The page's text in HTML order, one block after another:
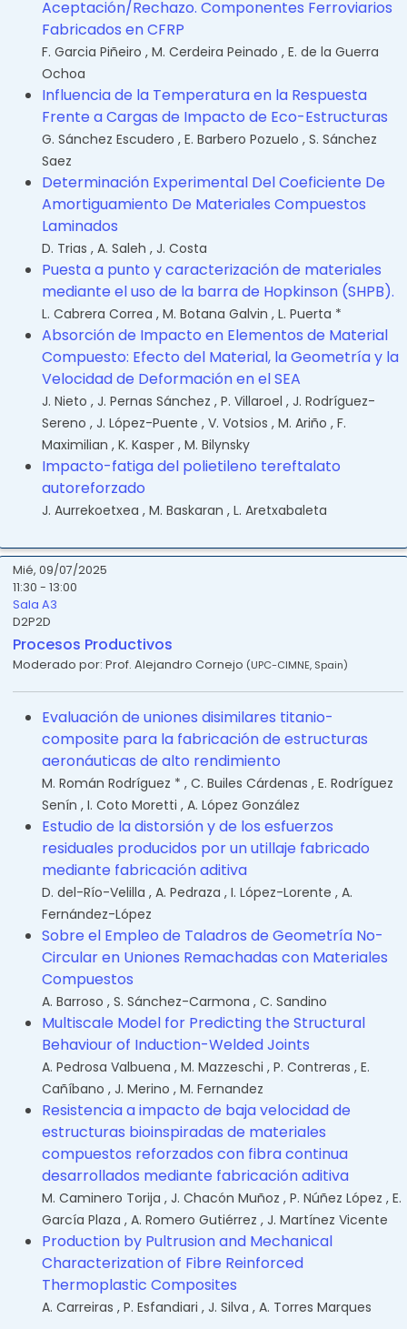
Aceptación/Rechazo. Componentes Ferroviarios
Fabricados en CFRP
F. Garcia Piñeiro , M. Cerdeira Peinado , E. de la Guerra
Ochoa
Influencia de la Temperatura en la Respuesta
Frente a Cargas de Impacto de Eco-Estructuras
G. Sánchez Escudero , E. Barbero Pozuelo , S. Sánchez
Saez
Determinación Experimental Del Coeficiente De
Amortiguamiento De Materiales Compuestos
Laminados
D. Trias , A. Saleh , J. Costa
Puesta a punto y caracterización de materiales
mediante el uso de la barra de Hopkinson (SHPB).
L. Cabrera Correa , M. Botana Galvin , L. Puerta *
Absorción de Impacto en Elementos de Material
Compuesto: Efecto del Material, la Geometría y la
Velocidad de Deformación en el SEA
J. Nieto , J. Pernas Sánchez , P. Villaroel , J. Rodríguez-
Sereno , J. López-Puente , V. Votsios , M. Ariño , F.
Maximilian , K. Kasper , M. Bilynsky
Impacto-fatiga del polietileno tereftalato
autoreforzado
J. Aurrekoetxea , M. Baskaran , L. Aretxabaleta
Mié, 09/07/2025
11:30 - 13:00
Sala A3
D2P2D
Procesos Productivos
Moderado por: Prof. Alejandro Cornejo (UPC-CIMNE, Spain)
Evaluación de uniones disimilares titanio-
composite para la fabricación de estructuras
aeronáuticas de alto rendimiento
M. Román Rodríguez * , C. Builes Cárdenas , E. Rodríguez
Senín , I. Coto Moretti , A. López González
Estudio de la distorsión y de los esfuerzos
residuales producidos por un utillaje fabricado
mediante fabricación aditiva
D. del-Río-Velilla , A. Pedraza , I. López-Lorente , A.
Fernández-López
Sobre el Empleo de Taladros de Geometría No-
Circular en Uniones Remachadas con Materiales
Compuestos
A. Barroso , S. Sánchez-Carmona , C. Sandino
Multiscale Model for Predicting the Structural
Behaviour of Induction-Welded Joints
A. Pedrosa Valbuena , M. Mazzeschi , P. Contreras , E.
Cañíbano , J. Merino , M. Fernandez
Resistencia a impacto de baja velocidad de
estructuras bioinspiradas de materiales
compuestos reforzados con fibra continua
desarrollados mediante fabricación aditiva
M. Caminero Torija , J. Chacón Muñoz , P. Núñez López , E.
García Plaza , A. Romero Gutiérrez , J. Martínez Vicente
Production by Pultrusion and Mechanical
Characterization of Fibre Reinforced
Thermoplastic Composites
A. Carreiras , P. Esfandiari , J. Silva , A. Torres Marques